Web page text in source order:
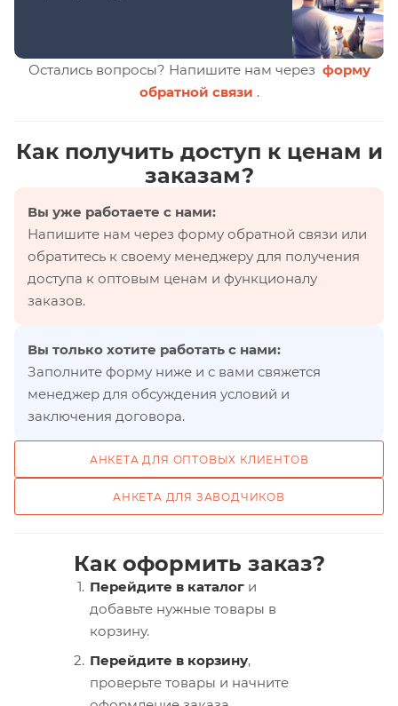
Остались вопросы? Напишите нам через форму
обратной связи .
Как получить доступ к ценам и
заказам?
Вы уже работаете с нами:
Напишите нам через форму обратной связи или
обратитесь к своему менеджеру для получения
доступа к оптовым ценам и функционалу
заказов.
Вы только хотите работать с нами:
Заполните форму ниже и с вами свяжется
менеджер для обсуждения условий и
заключения договора.
АНКЕТА ДЛЯ ОПТОВЫХ КЛИЕНТОВ
АНКЕТА ДЛЯ ЗАВОДЧИКОВ
Как оформить заказ?
Перейдите в каталог и
добавьте нужные товары в
корзину.
Перейдите в корзину,
проверьте товары и начните